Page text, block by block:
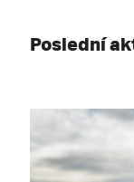
Poslední